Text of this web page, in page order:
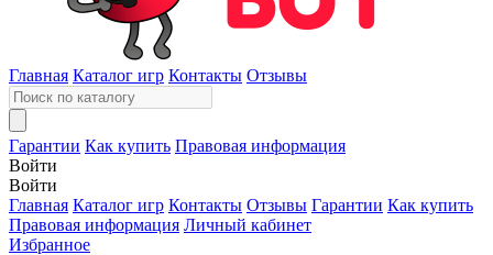
Главная Каталог игр Контакты Отзывы
Гарантии Как купить Правовая информация
Войти
Войти
Главная Каталог игр Контакты Отзывы Гарантии Как купить
Правовая информация Личный кабинет
Избранное